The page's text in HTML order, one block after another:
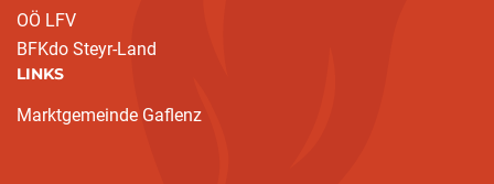
OÖ LFV
BFKdo Steyr-Land
LINKS
Marktgemeinde Gaflenz